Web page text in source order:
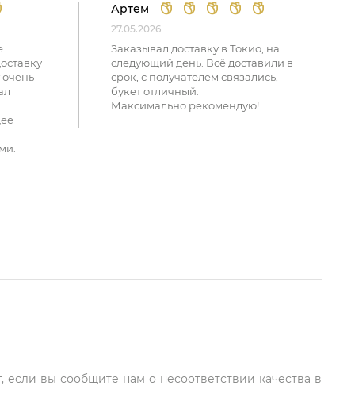
Артем
27.05.2026
Заказывал доставку в Токио, на
следующий день. Всё доставили в
срок, с получателем связались,
букет отличный.
Максимально рекомендую!
вы сообщите нам о несоответствии качества в